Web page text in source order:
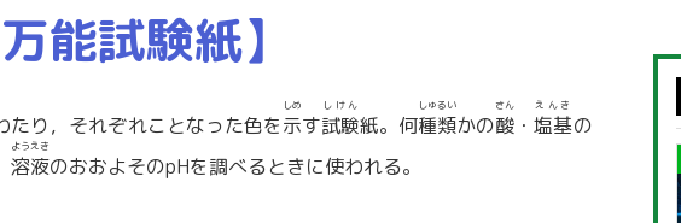
能試験紙】
たり，それぞれことなった色を示
しめ
す試験
しけん
紙。何種類
しゅるい
かの酸
さん
・ 塩基
えんき
の
溶液
ようえき
のおおよそのpHを調べるときに使われる。